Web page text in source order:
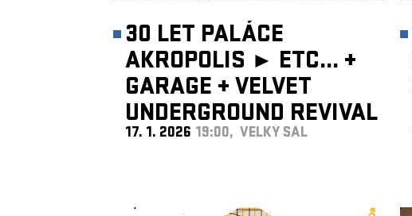
30 LET PALÁCE
AKROPOLIS ► ETC... +
GARAGE + VELVET
UNDERGROUND REVIVAL
BAND
17. 1. 2026 19:00, VELKÝ SÁL